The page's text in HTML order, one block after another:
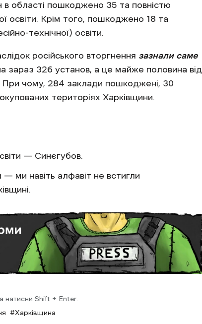
в області пошкоджено 35 та повністю
освіти. Крім того, пошкоджено 18 та
технічної) освіти.
російського вторгнення зазнали саме
зараз 326 установ, а це майже половина від
При чому, 284 заклади пошкоджені, 30
територіях Харківщини.
— Синєгубов.
ми навіть алфавіт не встигли
натисни Shift + Enter.
Харківщина